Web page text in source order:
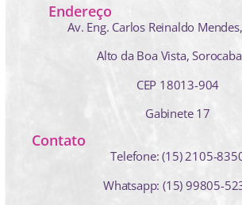
Endereço
Av. Eng. Carlos Reinaldo Mendes,
Alto da Boa Vista,
CEP 18013-904
Gabinete 17
Contato
Telefone: (15) 2105-
Whatsapp: (15) 99805-